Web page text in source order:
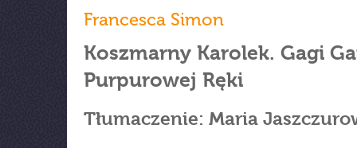
Francesca Simon
Koszmarny Karolek. Gagi
Purpurowej Ręki
Tłumaczenie: Maria